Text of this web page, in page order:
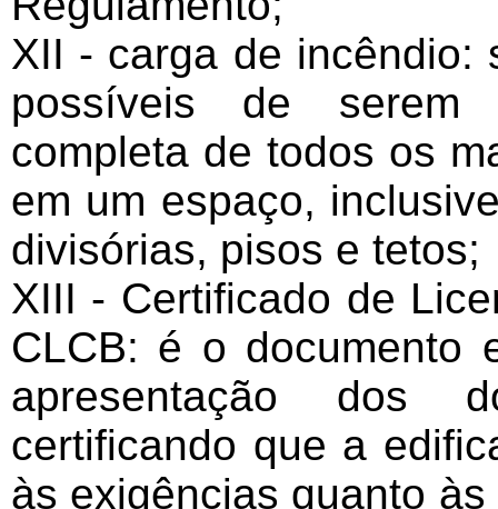
XII - carga de incêndio:
possíveis de serem
completa de todos os
em um espaço,
divisórias, pisos e tetos;
XIII - Certificado de
CLCB: é o documento
apresentação dos
certificando que a
às exigências quanto